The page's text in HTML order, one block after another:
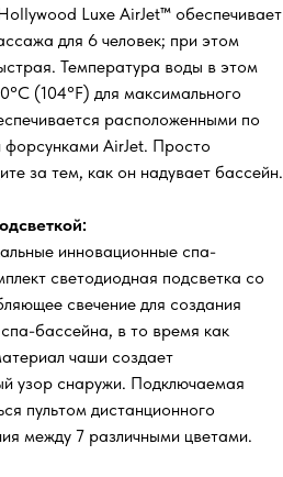
Luxe AirJet™ обеспечивает
для 6 человек; при этом
Температура воды в этом
(104°F) для максимального
расположенными по
AirJet. Просто
за тем, как он надувает бассейн.
инновационные спа-
светодиодная подсветка со
свечение для создания
бассейна, в то время как
чаши создает
узор снаружи. Подключаемая
пультом дистанционного
между 7 различными цветами.